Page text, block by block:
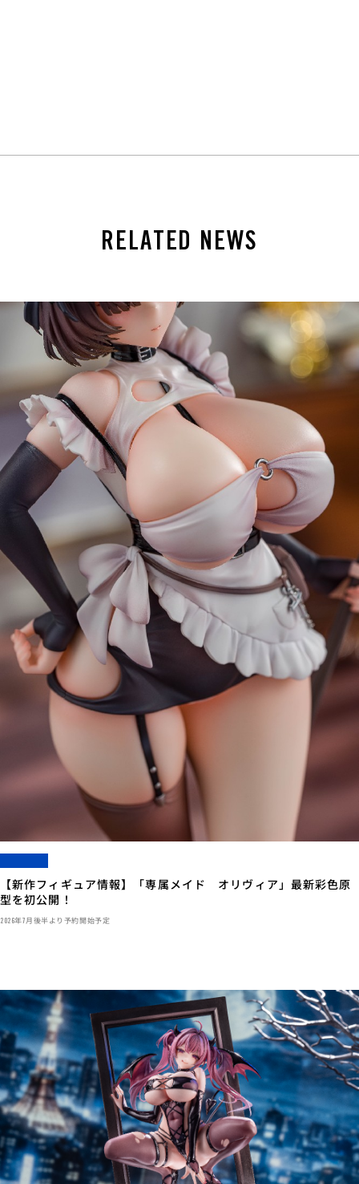
RELATED NEWS
【新作フィギュア情報】「専属メイド オリヴィア」最新彩色原
型を初公開！
2026年7月後半より予約開始予定